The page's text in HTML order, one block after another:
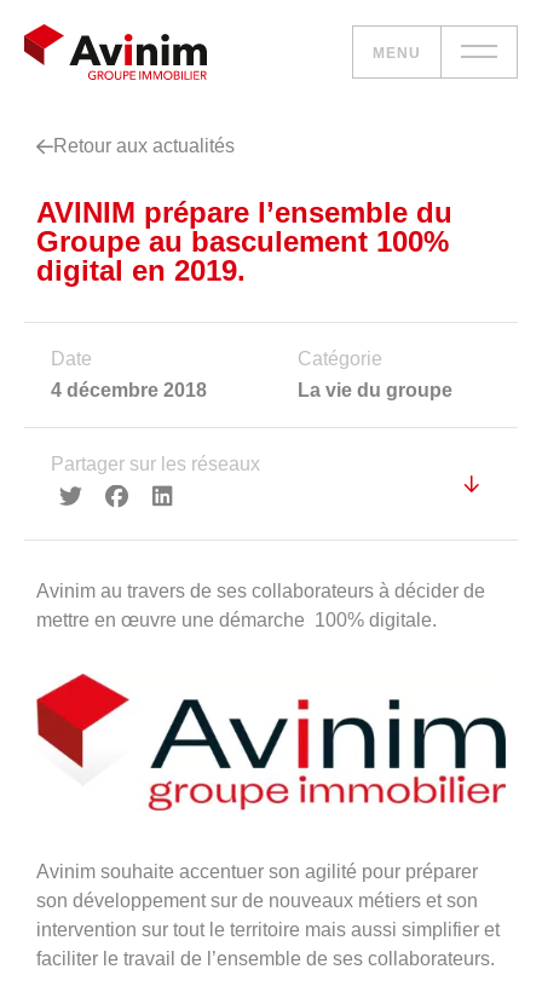
MENU
Vos besoins
Nos solutions
Le groupe
Réalisations
Nous rejoindre
Accueil
360°
À propos
Actualités
Ensemble en confiance
Retour aux actualités
AVINIM prépare l’ensemble du
Groupe au basculement 100%
digital en 2019.
Date
4 décembre 2018
Catégorie
La vie du groupe
Partager sur les réseaux
Avinim au travers de ses collaborateurs à décider de
mettre en œuvre une démarche 100% digitale.
Avinim souhaite accentuer son agilité pour préparer
son développement sur de nouveaux métiers et son
intervention sur tout le territoire mais aussi simplifier et
faciliter le travail de l’ensemble de ses collaborateurs.